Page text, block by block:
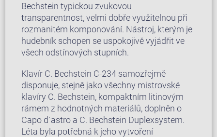
Bechstein typickou zvukovou
transparentnost, velmi dobře využitelnou při
rozmanitém komponování. Nástroj, kterým je
hudebník schopen se uspokojivě vyjádřit ve
všech odstínových stupních.
Klavír C. Bechstein C-234 samozřejmě
disponuje, stejně jako všechny mistrovské
klavíry C. Bechstein, kompaktním litinovým
rámem z hodnotných materiálů, doplněn o
Capo d´astro a C. Bechstein Duplexsystem.
Léta byla potřebná k jeho vytvoření